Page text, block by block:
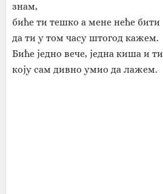
знам,
биће ти тешко а мене неће бити
да ти у том часу штогод кажем.
Биће једно вече, једна киша и ти
коју сам дивно умио да лажем.